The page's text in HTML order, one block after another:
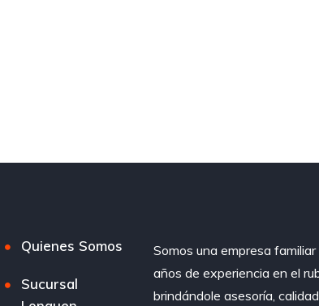
Quienes Somos
Sucursal
Somos una empresa
años de experiencia en el
brindándole asesoría,